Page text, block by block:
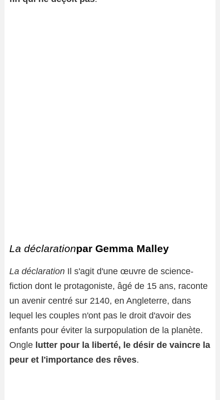
La déclarationpar Gemma Malley
La déclaration Il s'agit d'une œuvre de science-
fiction dont le protagoniste, âgé de 15 ans, raconte
un avenir centré sur 2140, en Angleterre, dans
lequel les couples n'ont pas le droit d'avoir des
enfants pour éviter la surpopulation de la planète.
Ongle lutter pour la liberté, le désir de vaincre la
peur et l'importance des rêves.